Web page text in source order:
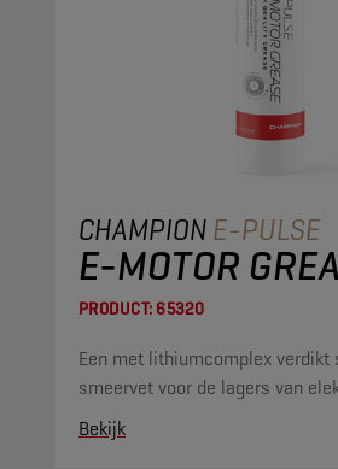
CHAMPIONE-PULSE
E-MOTOR
PRODUCT: 65320
Een met lithiumcomplex verdikt
smeervet voor de lagers van
Bekijk